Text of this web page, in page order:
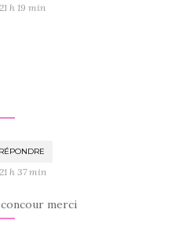
h 19 min
RÉPONDRE
h 37 min
merci